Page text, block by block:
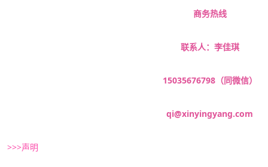
商务热线
联系人：李佳琪
15035676798（同微信）
qi@xinyingyang.com
>>>声明